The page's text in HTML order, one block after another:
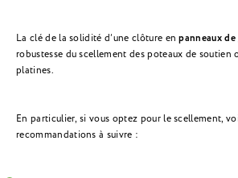
La clé de la solidité d’une clôture enpanneaux
robustesse du scellement des poteaux de soutien
platines.
En particulier, si vous optez pour le scellement,
recommandations à suivre :